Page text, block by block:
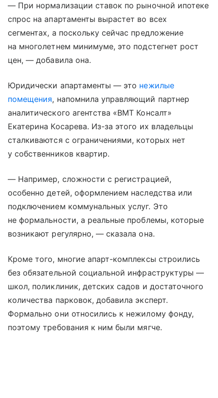
— При нормализации ставок по рыночной ипотеке
спрос на апартаменты вырастет во всех
сегментах, а поскольку сейчас предложение
на многолетнем минимуме, это подстегнет рост
цен, — добавила она.
Юридически апартаменты — это нежилые
помещения, напомнила управляющий партнер
аналитического агентства «ВМТ Консалт»
Екатерина Косарева. Из-за этого их владельцы
сталкиваются с ограничениями, которых нет
у собственников квартир.
— Например, сложности с регистрацией,
особенно детей, оформлением наследства или
подключением коммунальных услуг. Это
не формальности, а реальные проблемы, которые
возникают регулярно, — сказала она.
Кроме того, многие апарт-комплексы строились
без обязательной социальной инфраструктуры —
школ, поликлиник, детских садов и достаточного
количества парковок, добавила эксперт.
Формально они относились к нежилому фонду,
поэтому требования к ним были мягче.